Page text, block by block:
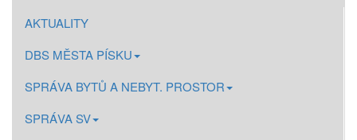
AKTUALITY
DBS MĚSTA PÍSKU
SPRÁVA BYTŮ A NEBYT. PROSTOR
SPRÁVA SV